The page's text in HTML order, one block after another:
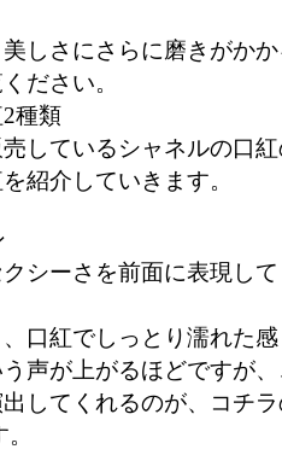
しさにさらに磨きがか
ださい。
種類
しているシャネルの口
紹介していきます。
シーさを前面に表現し
口紅でしっとり濡れた
声が上がるほどですが
してくれるのが、コチ